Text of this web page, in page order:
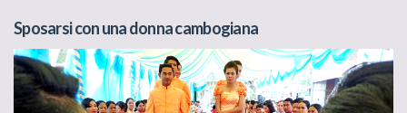
Sposarsi con una donna cambogiana